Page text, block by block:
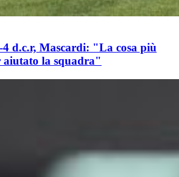
d.c.r, Mascardi: "La cosa più
aiutato la squadra"